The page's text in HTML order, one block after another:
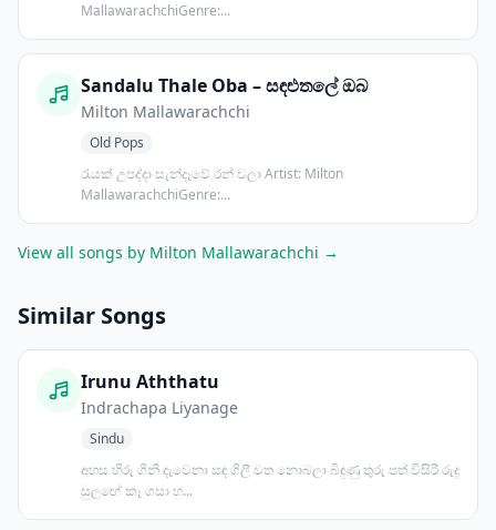
MallawarachchiGenre:...
Sandalu Thale Oba – සඳළුතලේ ඔබ
Milton Mallawarachchi
Old Pops
රැයක් උපද්දා සැන්දෑවේ රන් වලා Artist: Milton
MallawarachchiGenre:...
View all songs by Milton Mallawarachchi →
Similar Songs
Irunu Aththatu
Indrachapa Liyanage
Sindu
අහස හිරු ගිනි දැවෙනා සඳ ගිලී වත නොබලා බිඳුණු තුරු පත් විසිරී රුදු
සුලඟේ කෑ ගසා හ...